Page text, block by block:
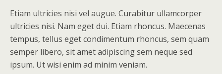
Etiam ultricies nisi vel augue. Curabitur ullamcorper
ultricies nisi. Nam eget dui. Etiam rhoncus. Maecenas
tempus, tellus eget condimentum rhoncus, sem quam
semper libero, sit amet adipiscing sem neque sed
ipsum. Ut wisi enim ad minim veniam.